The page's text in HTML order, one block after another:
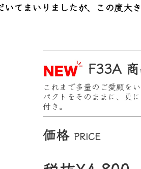
いてまいりましたが、この度大
F33A
これまで多量のご愛顧を
パクトをそのままに、更
付き。
価格 PRICE